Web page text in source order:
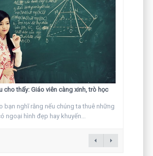
cho thấy: Giáo viên càng xinh, trò học
bạn nghĩ rằng nếu chúng ta thuê những
ngoại hình đẹp hay khuyến...